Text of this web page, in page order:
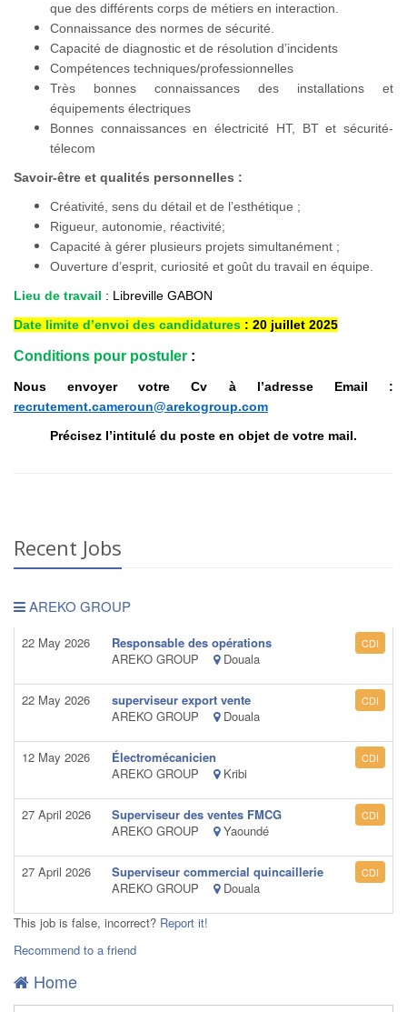
que des différents corps de métiers en interaction.
Connaissance des normes de sécurité.
Capacité de diagnostic et de résolution d’incidents
Compétences techniques/professionnelles
Très bonnes connaissances des installations et
équipements électriques
Bonnes connaissances en électricité HT, BT et sécurité-
télecom
Savoir-être et qualités personnelles :
Créativité, sens du détail et de l’esthétique ;
Rigueur, autonomie, réactivité;
Capacité à gérer plusieurs projets simultanément ;
Ouverture d’esprit, curiosité et goût du travail en équipe.
Lieu de travail : Libreville GABON
Date limite d’envoi des candidatures : 20 juillet 2025
Conditions pour postuler :
Nous envoyer votre Cv à l’adresse Email :
recrutement.cameroun@arekogroup.com
Précisez l’intitulé du poste en objet de votre mail.
Recent Jobs
AREKO GROUP
22 May 2026
Responsable des opérations
AREKO GROUP
Douala
CDI
22 May 2026
superviseur export vente
AREKO GROUP
Douala
CDI
12 May 2026
Électromécanicien
AREKO GROUP
Kribi
CDI
27 April 2026
Superviseur des ventes FMCG
AREKO GROUP
Yaoundé
CDI
27 April 2026
Superviseur commercial quincaillerie
AREKO GROUP
Douala
CDI
This job is false, incorrect? Report it!
Recommend to a friend
Home